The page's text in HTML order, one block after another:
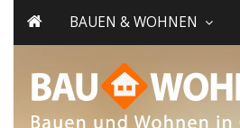
BAUEN & WOHNEN